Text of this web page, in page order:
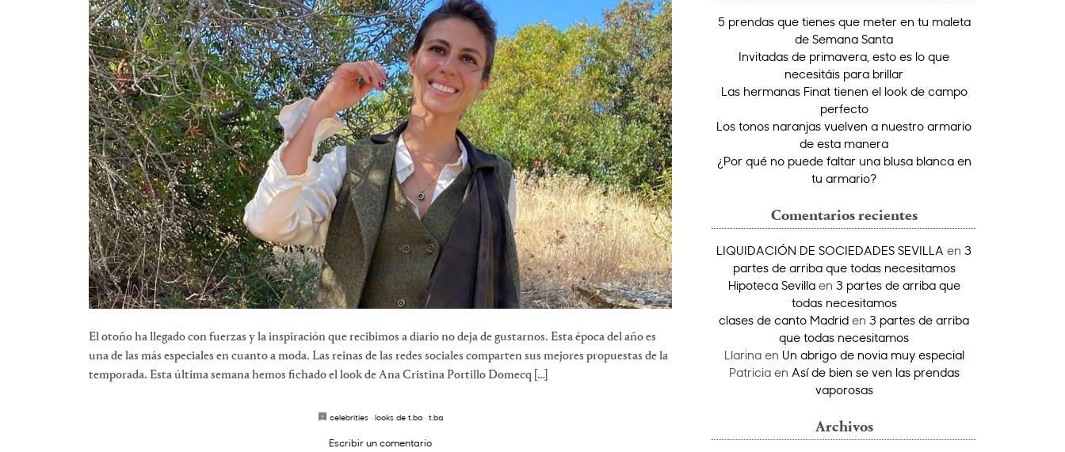
El otoño ha llegado con fuerzas y la inspiración que recibimos a diario no deja de gustarnos. Esta época del año es
una de las más especiales en cuanto a moda. Las reinas de las redes sociales comparten sus mejores propuestas de la
temporada. Esta última semana hemos fichado el look de Ana Cristina Portillo Domecq […]
celebrities · looks de t.ba · t.ba
Escribir un comentario
5 prendas que tienes que meter en tu maleta
de Semana Santa
Invitadas de primavera, esto es lo que
necesitáis para brillar
Las hermanas Finat tienen el look de campo
perfecto
Los tonos naranjas vuelven a nuestro armario
de esta manera
¿Por qué no puede faltar una blusa blanca en
tu armario?
Comentarios recientes
LIQUIDACIÓN DE SOCIEDADES SEVILLA en 3
partes de arriba que todas necesitamos
Hipoteca Sevillaen 3 partes de arriba que
todas necesitamos
clases de canto Madrid en 3 partes de arriba
que todas necesitamos
Llarinaen Un abrigo de novia muy especial
Patriciaen Así de bien se ven las prendas
vaporosas
Archivos